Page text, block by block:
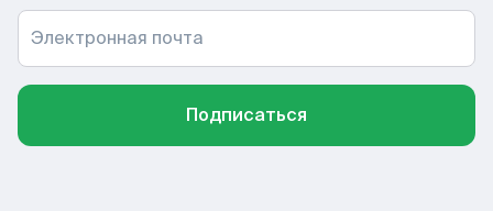
Электронная почта
Подписаться